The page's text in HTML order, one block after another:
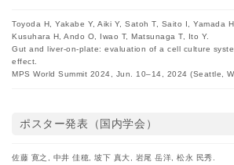
Toyoda H, Yakabe Y, Aiki Y, Satoh T, Saito I, Yamada
Kusuhara H, Ando O, Iwao T, Matsunaga T, Ito Y.
Gut and liver-on-plate: evaluation of a cell culture
effect.
MPS World Summit 2024, Jun. 10–14, 2024 (Seattle,
ポスター発表（国内学会）
佐藤 寛之, 中井 佳穂, 坡下 真大, 岩尾 岳洋, 松永 民秀.